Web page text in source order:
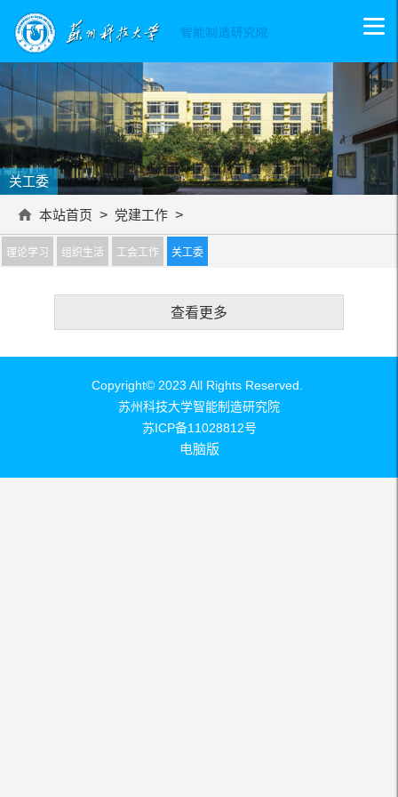
关工委
本站首页 > 党建工作 >
理论学习 组织生活 工会工作 关工委
查看更多
Copyright© 2023 All Rights Reserved.
苏州科技大学智能制造研究院
苏ICP备11028812号
电脑版